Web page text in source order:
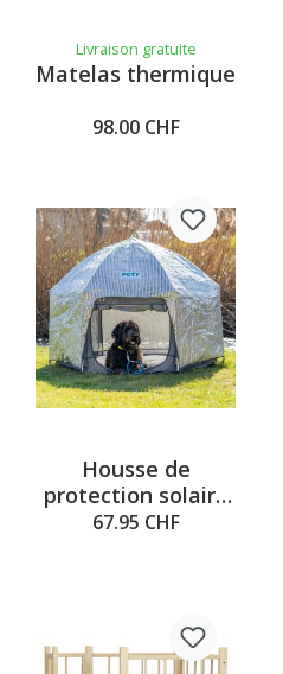
Livraison gratuite
Matelas thermique
98.00 CHF
Housse de
protection solaire
PETY, argentée,
67.95 CHF